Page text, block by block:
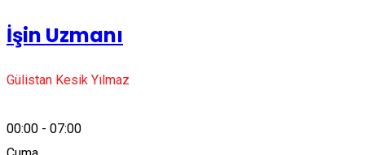
İşin Uzmanı
Gülistan Kesik Yılmaz
00:00 - 07:00